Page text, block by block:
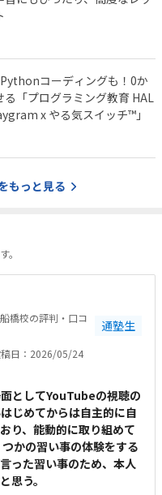
Pythonコーディングも！0か
る「プログラミング教育 HAL
x やる気スイッチ™️」
もっと見る
。
橋校の評判・口コ
通塾生
日：2026/05/24
としてYouTubeの視聴の
じめてからは自主的に自
り、能動的に取り組めて
かの習い事の体験をする
った習い事のため、本人
思う。